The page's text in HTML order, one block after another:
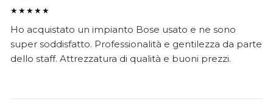
★★★★★
Ho acquistato un impianto Bose usato e ne sono
super soddisfatto. Professionalità e gentilezza da parte
dello staff. Attrezzatura di qualità e buoni prezzi.